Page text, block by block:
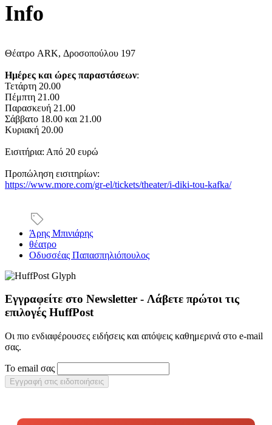
Info
Θέατρο ARK, Δροσοπούλου 197
Ημέρες και ώρες παραστάσεων:
Τετάρτη 20.00
Πέμπτη 21.00
Παρασκευή 21.00
Σάββατο 18.00 και 21.00
Κυριακή 20.00
Εισιτήρια: Από 20 ευρώ
Προπώληση εισιτηρίων:
https://www.more.com/gr-el/tickets/theater/i-diki-tou-kafka/
Άρης Μπινιάρης
θέατρο
Οδυσσέας Παπασπηλιόπουλος
Εγγραφείτε στο Newsletter - Λάβετε πρώτοι τις
επιλογές HuffPost
Οι πιο ενδιαφέρουσες ειδήσεις και απόψεις καθημερινά στο e-mail
σας.
Το email σας
Εγγραφή στις ειδοποιήσεις